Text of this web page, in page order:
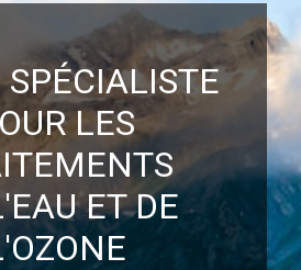
SPÉCIALISTE
LES
ET DE